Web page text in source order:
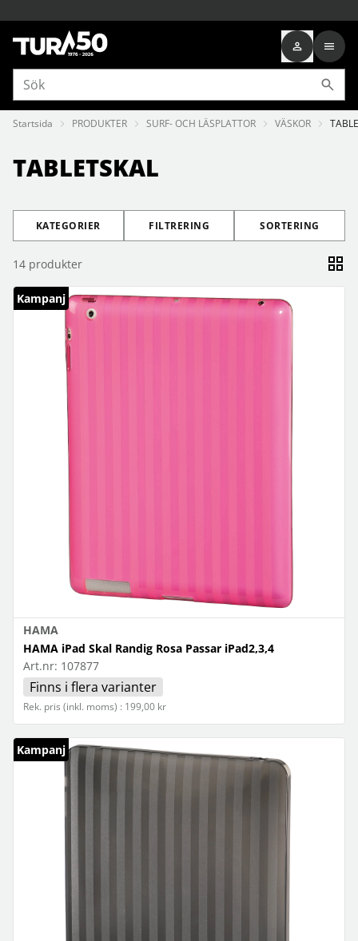
Startsida PRODUKTER SURF- OCH LÄSPLATTOR VÄSKOR
TABLETSKAL
KATEGORIER FILTRERING SORTERING
14 produkter
Kampanj
HAMA
HAMA iPad Skal Randig Rosa Passar iPad2,3,4
Art.nr: 107877
Finns i flera varianter
Rek. pris (inkl. moms) : 199,00 kr
Kampanj